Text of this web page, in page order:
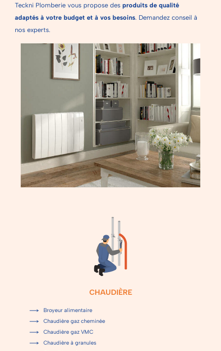
Teckni Plomberie vous propose des produits de qualité
adaptés à votre budget et à vos besoins. Demandez conseil à
nos experts.
CHAUDIÈRE
Broyeur alimentaire
Chaudière gaz cheminée
Chaudière gaz VMC
Chaudière à granules